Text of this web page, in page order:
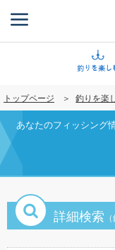
ン
に
移
動
釣りを楽し
トップページ 釣りを楽
あなたのフィッシング
詳細検索